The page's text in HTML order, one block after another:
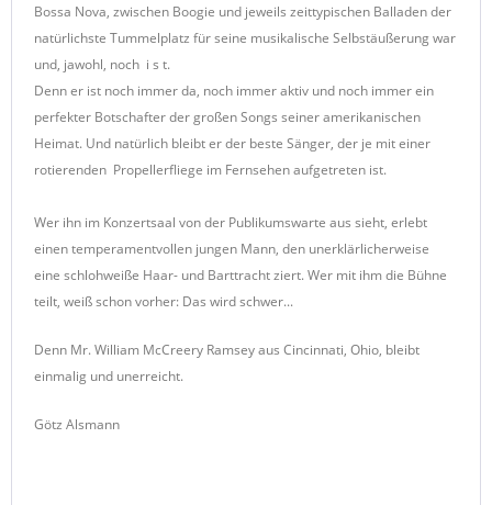
Bossa Nova, zwischen Boogie und jeweils zeittypischen Balladen der
natürlichste Tummelplatz für seine musikalische Selbstäußerung war
und, jawohl, noch i s t.
Denn er ist noch immer da, noch immer aktiv und noch immer ein
perfekter Botschafter der großen Songs seiner amerikanischen
Heimat. Und natürlich bleibt er der beste Sänger, der je mit einer
rotierenden Propellerfliege im Fernsehen aufgetreten ist.
Wer ihn im Konzertsaal von der Publikumswarte aus sieht, erlebt
einen temperamentvollen jungen Mann, den unerklärlicherweise
eine schlohweiße Haar- und Barttracht ziert. Wer mit ihm die Bühne
teilt, weiß schon vorher: Das wird schwer...
Denn Mr. William McCreery Ramsey aus Cincinnati, Ohio, bleibt
einmalig und unerreicht.
Götz Alsmann